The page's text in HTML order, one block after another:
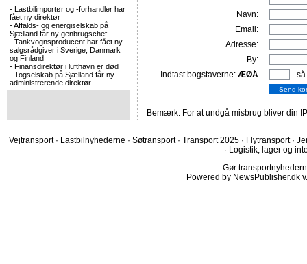
- Lastbilimportør og -forhandler har
fået ny direktør
-Affalds- og energiselskab på
Sjælland får ny genbrugschef
- Tankvognsproducent har fået ny
salgsrådgiver i Sverige, Danmark
og Finland
- Finansdirektør i lufthavn er død
- Togselskab på Sjælland får ny
administrerende direktør
Navn:
Email:
Adresse:
By:
Indtast bogstaverne: ÆØÅ -
Bemærk: For at undgå misbrug bliver din
Vejtransport · Lastbilnyhederne · Søtransport · Transport 2025 · Flytransport ·
· Logistik, lager og
Gør
Powered by NewsPublisher.dk